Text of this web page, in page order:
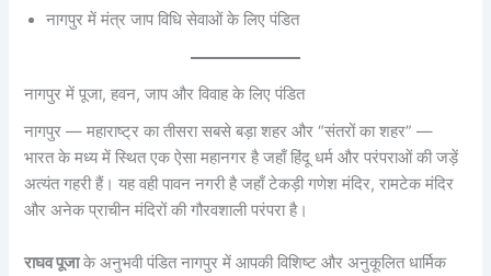
नागपुर में मंत्र जाप विधि सेवाओं के लिए पंडित
नागपुर में पूजा, हवन, जाप और विवाह के लिए पंडित
नागपुर — महाराष्ट्र का तीसरा सबसे बड़ा शहर और “संतरों का शहर” —
भारत के मध्य में स्थित एक ऐसा महानगर है जहाँ हिंदू धर्म और परंपराओं की जड़ें
अत्यंत गहरी हैं। यह वही पावन नगरी है जहाँ टेकड़ी गणेश मंदिर, रामटेक मंदिर
और अनेक प्राचीन मंदिरों की गौरवशाली परंपरा है।
राघव पूजाके अनुभवी पंडित नागपुर में आपकी विशिष्ट और अनुकूलित धार्मिक